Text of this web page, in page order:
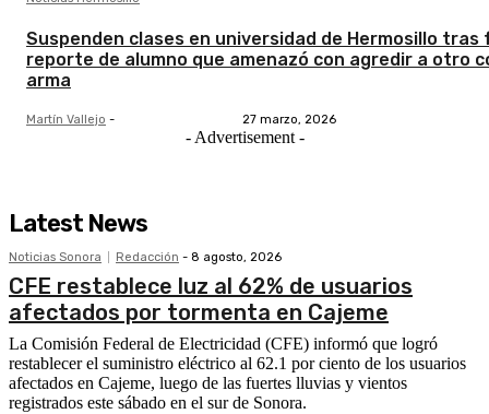
Suspenden clases en universidad de Hermosillo tras
reporte de alumno que amenazó con agredir a otro
arma
Martín Vallejo - 27 marzo, 2026
- Advertisement -
Latest News
Noticias Sonora Redacción - 8 agosto, 2026
CFE restablece luz al 62% de usuarios
afectados por tormenta en Cajeme
La Comisión Federal de Electricidad (CFE) informó que logró
restablecer el suministro eléctrico al 62.1 por ciento de los usuarios
afectados en Cajeme, luego de las fuertes lluvias y vientos
registrados este sábado en el sur de Sonora.